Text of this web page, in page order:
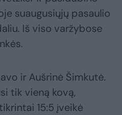
suaugusiųjų pasaulio
Iš viso varžybose
ir Aušrinė Šimkutė.
tik vieną kovą,
15:5 įveikė